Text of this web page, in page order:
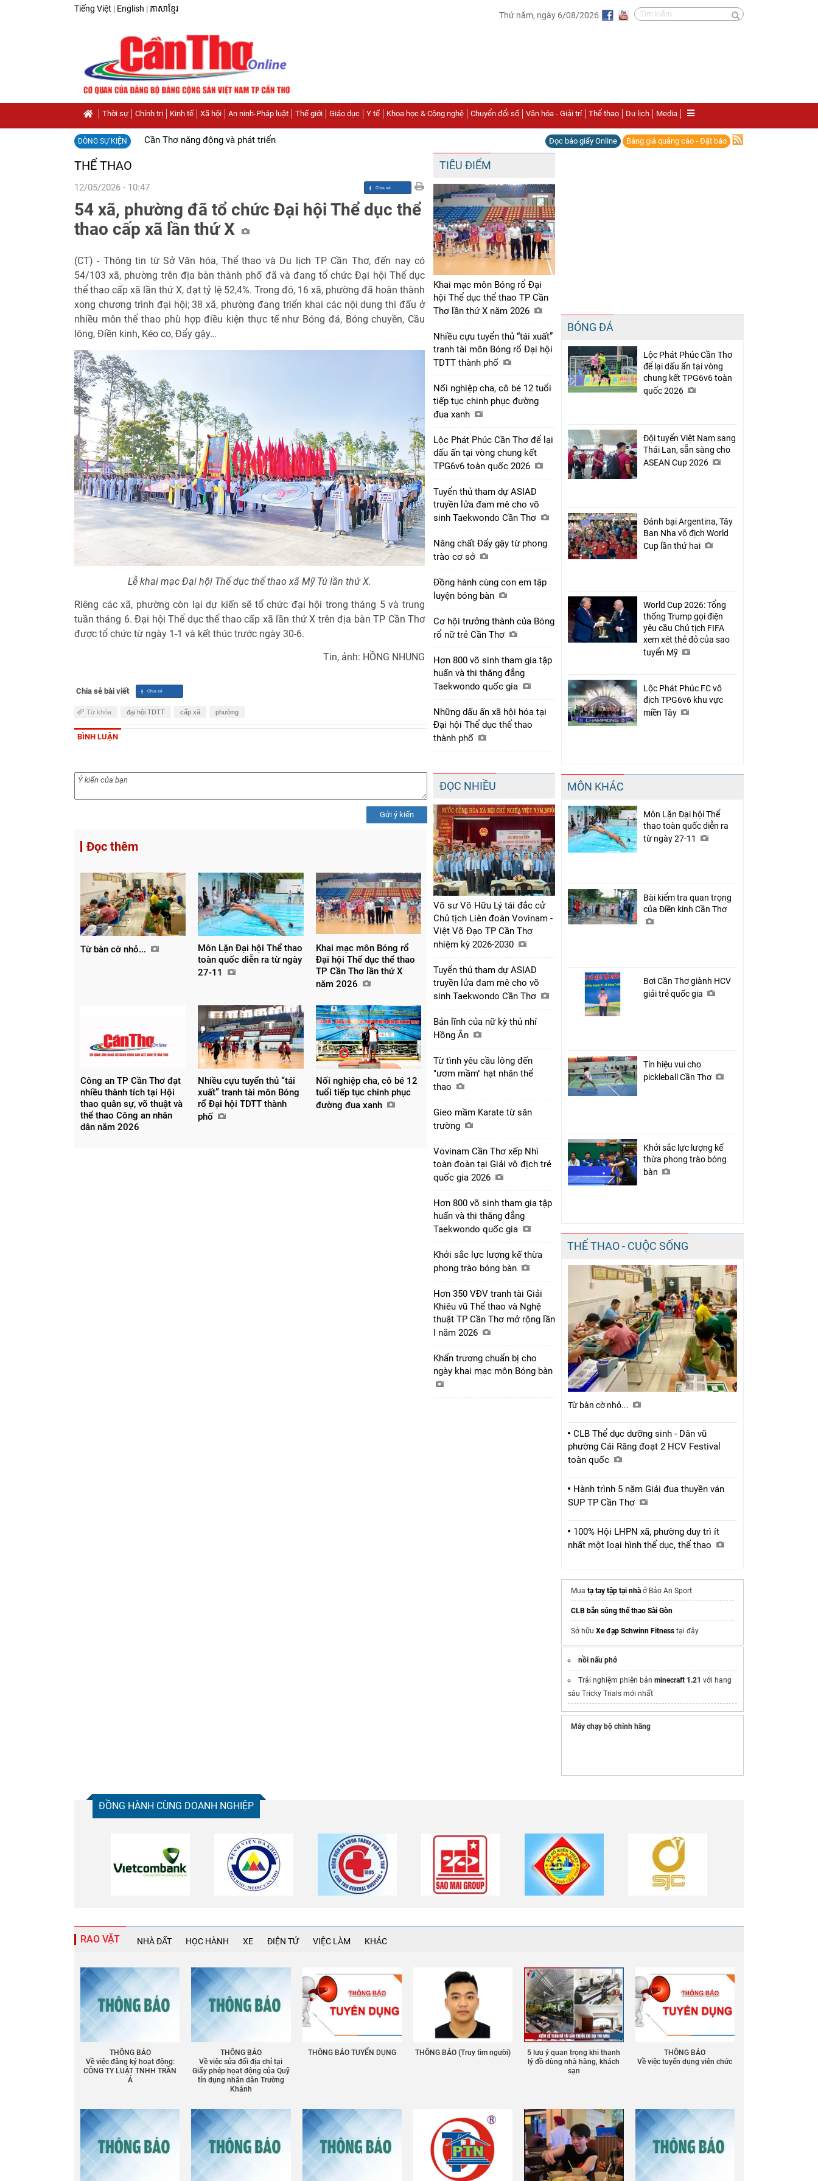
Tiếng Việt | English | ភាសាខ្មែរ
Thứ năm, ngày 6/08/2026
Thời sự Chính trị Kinh tế Xã hội An ninh-Pháp luật Thế giới Giáo dục Y tế Khoa học & Công nghệ Chuyển đổi số Văn hóa - Giải trí Thể thao Du lịch Media
DÒNG SỰ KIỆN Cần Thơ năng động và phát triển Đọc báo giấy Online Bảng giá quảng cáo - Đặt báo
THỂ THAO
12/05/2026 - 10:47
Chia sẻ
54 xã, phường đã tổ chức Đại hội Thể dục thể
thao cấp xã lần thứ X
(CT) - Thông tin từ Sở Văn hóa, Thể thao và Du lịch TP Cần Thơ, đến nay có
54/103 xã, phường trên địa bàn thành phố đã và đang tổ chức Đại hội Thể dục
thể thao cấp xã lần thứ X, đạt tỷ lệ 52,4%. Trong đó, 16 xã, phường đã hoàn thành
xong chương trình đại hội; 38 xã, phường đang triển khai các nội dung thi đấu ở
nhiều môn thể thao phù hợp điều kiện thực tế như Bóng đá, Bóng chuyền, Cầu
lông, Điền kinh, Kéo co, Đẩy gậy…
Lễ khai mạc Đại hội Thể dục thể thao xã Mỹ Tú lần thứ X.
Riêng các xã, phường còn lại dự kiến sẽ tổ chức đại hội trong tháng 5 và trung
tuần tháng 6. Đại hội Thể dục thể thao cấp xã lần thứ X trên địa bàn TP Cần Thơ
được tổ chức từ ngày 1-1 và kết thúc trước ngày 30-6.
Tin, ảnh: HỒNG NHUNG
Chia sẻ bài viết
Từ khóa đại hội TDTT cấp xã phường
BÌNH LUẬN
Gửi ý kiến
Đọc thêm
Từ bàn cờ nhỏ...
Môn Lặn Đại hội Thể thao
toàn quốc diễn ra từ ngày
27-11
Khai mạc môn Bóng rổ
Đại hội Thể dục thể thao
TP Cần Thơ lần thứ X
năm 2026
Công an TP Cần Thơ đạt
nhiều thành tích tại Hội
thao quân sự, võ thuật và
thể thao Công an nhân
dân năm 2026
Nhiều cựu tuyển thủ “tái
xuất” tranh tài môn Bóng
rổ Đại hội TDTT thành
phố
Nối nghiệp cha, cô bé 12
tuổi tiếp tục chinh phục
đường đua xanh
TIÊU ĐIỂM
Khai mạc môn Bóng rổ Đại
hội Thể dục thể thao TP Cần
Thơ lần thứ X năm 2026
Nhiều cựu tuyển thủ “tái xuất”
tranh tài môn Bóng rổ Đại hội
TDTT thành phố
Nối nghiệp cha, cô bé 12 tuổi
tiếp tục chinh phục đường
đua xanh
Lộc Phát Phúc Cần Thơ để lại
dấu ấn tại vòng chung kết
TPG6v6 toàn quốc 2026
Tuyển thủ tham dự ASIAD
truyền lửa đam mê cho võ
sinh Taekwondo Cần Thơ
Nâng chất Đẩy gậy từ phong
trào cơ sở
Đồng hành cùng con em tập
luyện bóng bàn
Cơ hội trưởng thành của Bóng
rổ nữ trẻ Cần Thơ
Hơn 800 võ sinh tham gia tập
huấn và thi thăng đẳng
Taekwondo quốc gia
Những dấu ấn xã hội hóa tại
Đại hội Thể dục thể thao
thành phố
ĐỌC NHIỀU
Võ sư Võ Hữu Lý tái đắc cử
Chủ tịch Liên đoàn Vovinam -
Việt Võ Đạo TP Cần Thơ
nhiệm kỳ 2026-2030
Tuyển thủ tham dự ASIAD
truyền lửa đam mê cho võ
sinh Taekwondo Cần Thơ
Bản lĩnh của nữ kỳ thủ nhí
Hồng Ân
Từ tình yêu cầu lông đến
"ươm mầm" hạt nhân thể
thao
Gieo mầm Karate từ sân
trường
Vovinam Cần Thơ xếp Nhì
toàn đoàn tại Giải vô địch trẻ
quốc gia 2026
Hơn 800 võ sinh tham gia tập
huấn và thi thăng đẳng
Taekwondo quốc gia
Khởi sắc lực lượng kế thừa
phong trào bóng bàn
Hơn 350 VĐV tranh tài Giải
Khiêu vũ Thể thao và Nghệ
thuật TP Cần Thơ mở rộng lần
I năm 2026
Khẩn trương chuẩn bị cho
ngày khai mạc môn Bóng bàn
BÓNG ĐÁ
Lộc Phát Phúc Cần Thơ
để lại dấu ấn tại vòng
chung kết TPG6v6 toàn
quốc 2026
Đội tuyển Việt Nam sang
Thái Lan, sẵn sàng cho
ASEAN Cup 2026
Đánh bại Argentina, Tây
Ban Nha vô địch World
Cup lần thứ hai
World Cup 2026: Tổng
thống Trump gọi điện
yêu cầu Chủ tịch FIFA
xem xét thẻ đỏ của sao
tuyển Mỹ
Lộc Phát Phúc FC vô
địch TPG6v6 khu vực
miền Tây
MÔN KHÁC
Môn Lặn Đại hội Thể
thao toàn quốc diễn ra
từ ngày 27-11
Bài kiểm tra quan trọng
của Điền kinh Cần Thơ
Bơi Cần Thơ giành HCV
giải trẻ quốc gia
Tín hiệu vui cho
pickleball Cần Thơ
Khởi sắc lực lượng kế
thừa phong trào bóng
bàn
THỂ THAO - CUỘC SỐNG
Từ bàn cờ nhỏ...
CLB Thể dục dưỡng sinh - Dân vũ
phường Cái Răng đoạt 2 HCV Festival
toàn quốc
Hành trình 5 năm Giải đua thuyền ván
SUP TP Cần Thơ
100% Hội LHPN xã, phường duy trì ít
nhất một loại hình thể dục, thể thao
Mua tạ tay tập tại nhà ở Bảo An Sport
CLB bắn súng thể thao Sài Gòn
Sở hữu Xe đạp Schwinn Fitness tại đây
nồi nấu phở
Trải nghiệm phiên bản minecraft 1.21 với hang
sâu Tricky Trials mới nhất
Máy chạy bộ chính hãng
ĐỒNG HÀNH CÙNG DOANH NGHIỆP
RAO VẶT NHÀ ĐẤT HỌC HÀNH XE ĐIỆN TỬ VIỆC LÀM KHÁC
THÔNG BÁO
Về việc đăng ký hoạt động:
CÔNG TY LUẬT TNHH TRẦN
Á
THÔNG BÁO
Về việc sửa đổi địa chỉ tại
Giấy phép họat động của Quỹ
tín dụng nhân dân Trường
Khánh
THÔNG BÁO TUYỂN DỤNG THÔNG BÁO (Truy tìm người)
5 lưu ý quan trọng khi thanh
lý đồ dùng nhà hàng, khách
sạn
THÔNG BÁO
Về việc tuyển dụng viên chức